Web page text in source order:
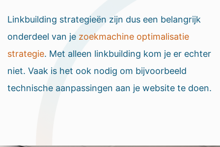
Linkbuilding strategieën zijn dus een belangrijk
onderdeel van je zoekmachine optimalisatie
strategie. Met alleen linkbuilding kom je er echter
niet. Vaak is het ook nodig om bijvoorbeeld
technische aanpassingen aan je website te doen.